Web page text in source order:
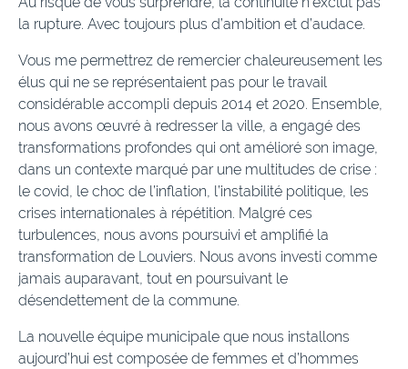
la rupture. Avec toujours plus d’ambition et d’audace.
Vous me permettrez de remercier chaleureusement les
élus qui ne se représentaient pas pour le travail
considérable accompli depuis 2014 et 2020. Ensemble,
nous avons œuvré à redresser la ville, a engagé des
transformations profondes qui ont amélioré son image,
dans un contexte marqué par une multitudes de crise :
le covid, le choc de l’inflation, l’instabilité politique, les
crises internationales à répétition. Malgré ces
turbulences, nous avons poursuivi et amplifié la
transformation de Louviers. Nous avons investi comme
jamais auparavant, tout en poursuivant le
désendettement de la commune.
La nouvelle équipe municipale que nous installons
aujourd’hui est composée de femmes et d’hommes